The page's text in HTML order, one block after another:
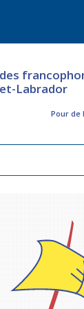
Labrador
Pour de
secteurGlobal